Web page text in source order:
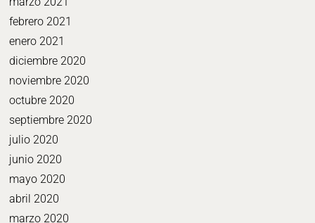
febrero 2021
enero 2021
diciembre 2020
noviembre 2020
octubre 2020
septiembre 2020
julio 2020
junio 2020
mayo 2020
abril 2020
marzo 2020